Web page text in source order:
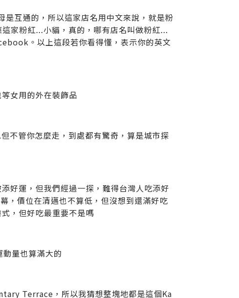
互通的，所以這家店名用中文來說，就是粉
家粉紅...小貓，真的，哪有店名叫做粉紅...
。以上這段若你看得懂，表示你的英文
女用的外在裝飾品
不管你怎麼走，到處都有驚奇，算是城市探
好運，但我們經過一探，難得台灣人吃添好
，價位在清邁也不算低，但沒想到還滿好吃
，但好吃最重要不是嗎
量也算滿大的
Terrace，所以我猜想整塊地都是這個Ka